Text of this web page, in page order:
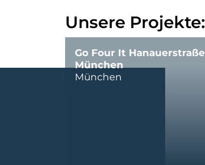
Unsere Projekte:
Go Four It Hanauerstraße
München
München